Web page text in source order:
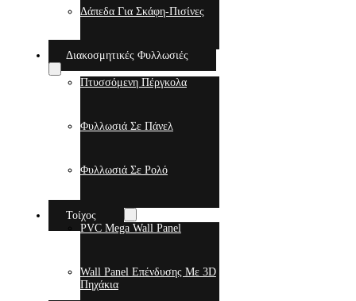
Δάπεδα Για Σκάφη-Πισίνες
Διακοσμητικές Φυλλωσιές
Πτυσσόμενη Πέργκολα
Φυλλωσιά Σε Πάνελ
Φυλλωσιά Σε Ρολό
Τοίχος
PVC Mega Wall Panel
Wall Panel Επένδυσης Με 3D
Πηχάκια